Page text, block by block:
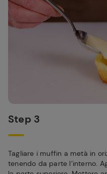
Step 3
Tagliare i muffin a metà in
tenendo da parte l’interno.